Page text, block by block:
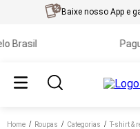
Baixe nosso App e
Pague
Home roupas categorias t-shirt &